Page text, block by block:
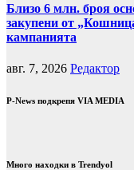
Близо 6 млн. броя
закупени от
кампанията
авг. 7, 2026 Редактор
P-News подкрепя VIA MEDIA
Много находки в Trendyol